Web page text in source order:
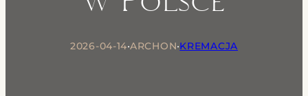
2026-04-14•ARCHON•KREMACJA